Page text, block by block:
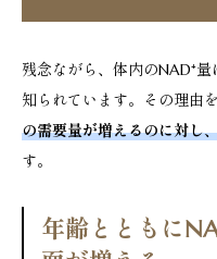
残念ながら、体内のNAD⁺
知られています。その理由
の需要量が増えるのに対し
す。
年齢とともに